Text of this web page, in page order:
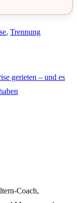
, Trennung
gerieten – und es
Coach,